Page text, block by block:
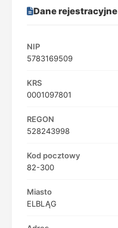
Dane rejestracyjne
NIP
5783169509
KRS
0001097801
REGON
528243998
Kod pocztowy
82-300
Miasto
ELBLĄG